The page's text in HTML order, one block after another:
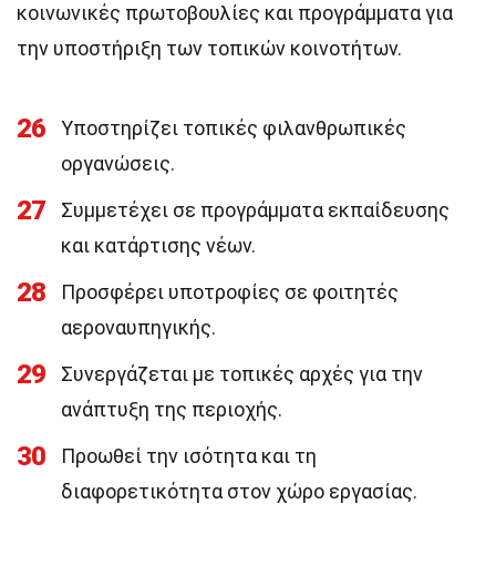
κοινωνικές πρωτοβουλίες και προγράμματα για
την υποστήριξη των τοπικών κοινοτήτων.
26
Υποστηρίζει τοπικές φιλανθρωπικές
οργανώσεις.
27
Συμμετέχει σε προγράμματα εκπαίδευσης
και κατάρτισης νέων.
28
Προσφέρει υποτροφίες σε φοιτητές
αεροναυπηγικής.
29
Συνεργάζεται με τοπικές αρχές για την
ανάπτυξη της περιοχής.
30
Προωθεί την ισότητα και τη
διαφορετικότητα στον χώρο εργασίας.